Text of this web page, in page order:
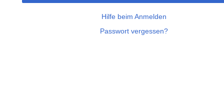
Hilfe beim Anmelden
Passwort vergessen?